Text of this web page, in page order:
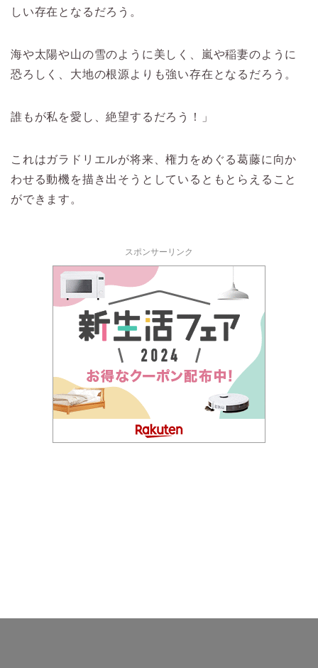
しい存在となるだろう。
海や太陽や山の雪のように美しく、嵐や稲妻のように
恐ろしく、大地の根源よりも強い存在となるだろう。
誰もが私を愛し、絶望するだろう！」
これはガラドリエルが将来、権力をめぐる葛藤に向か
わせる動機を描き出そうとしているともとらえること
ができます。
スポンサーリンク